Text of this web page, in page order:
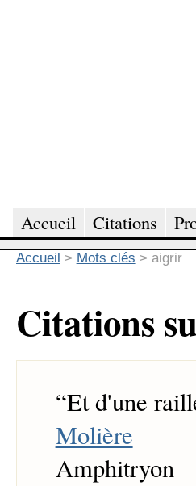
Accueil Citations
Accueil > Mots clés > aigrir
Citations
“Et d'une
Molière
Amphitryon